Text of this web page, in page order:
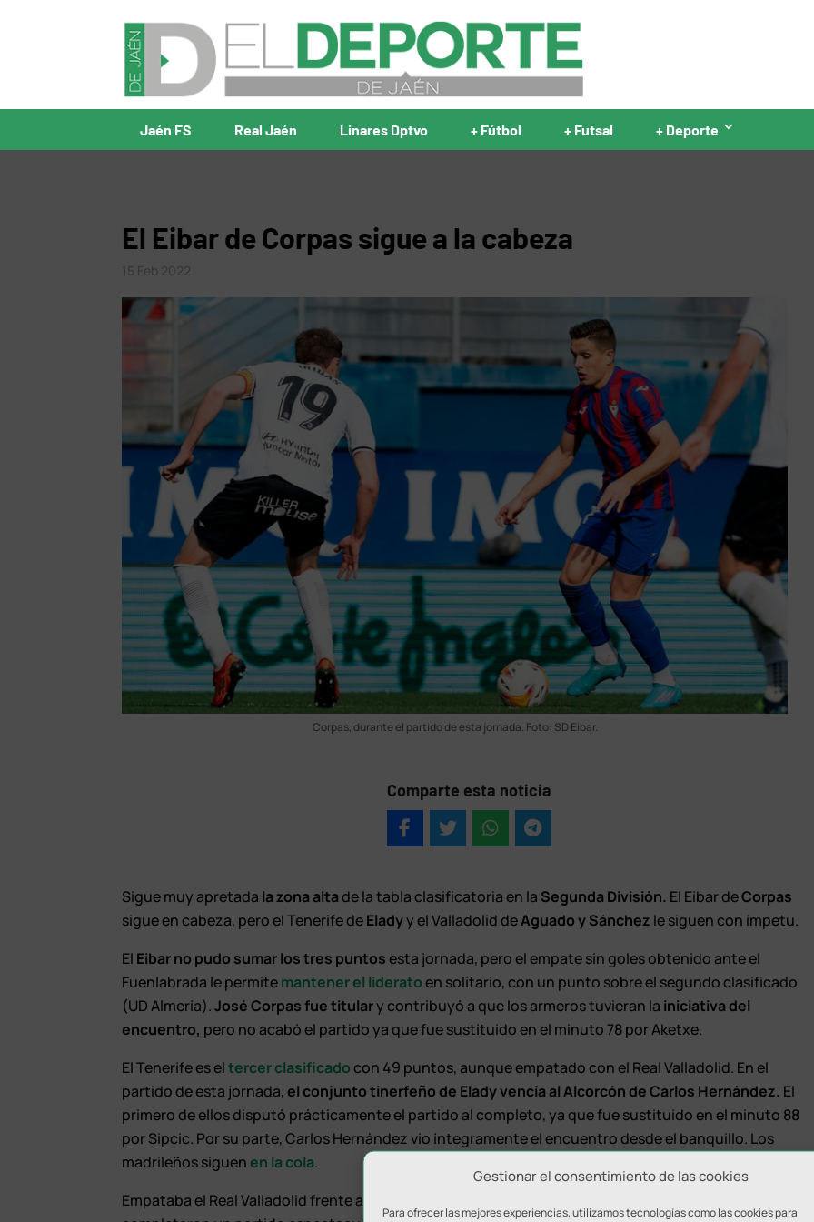
Gestionar el consentimiento de las cookies
Para ofrecer las mejores experiencias, utilizamos tecnologías como las cookies para
Jaén FS Real Jaén Linares Dptvo + Fútbol + Futsal + Deporte
El Eibar de Corpas sigue a la cabeza
Corpas, durante el partido de esta jornada. Foto: SD Eibar.
Comparte esta noticia
Sigue muy apretada la zona altade la tabla clasificatoria en la Segunda División. El Eibar deCorpas
sigue en cabeza, pero el Tenerife deEladyy el Valladolid deAguado y Sánchez le siguen con ímpetu.
El Eibar no pudo sumar los tres puntosesta jornada, pero el empate sin goles obtenido ante el
Fuenlabrada le permitemantener el lideratoen solitario, con un punto sobre el segundo clasificado
(UD Almería).José Corpas fue titulary contribuyó a que los armeros tuvieran la iniciativa del
encuentro, pero no acabó el partido ya que fue sustituido en el minuto 78 por Aketxe.
El Tenerife es eltercer clasificadocon 49 puntos, aunque empatado con el Real Valladolid. En el
partido de esta jornada,el conjunto tinerfeño de Elady vencía al Alcorcón de Carlos Hernández. El
primero de ellos disputó prácticamente el partido al completo, ya que fue sustituido en el minuto 88
por Sipcic. Por su parte, Carlos Hernández vio íntegramente el encuentro desde el banquillo. Los
madrileños siguenen la cola.
Empataba el Real Valladolid frente al Girona a dos goles. Dos equipos con mucho potencial que